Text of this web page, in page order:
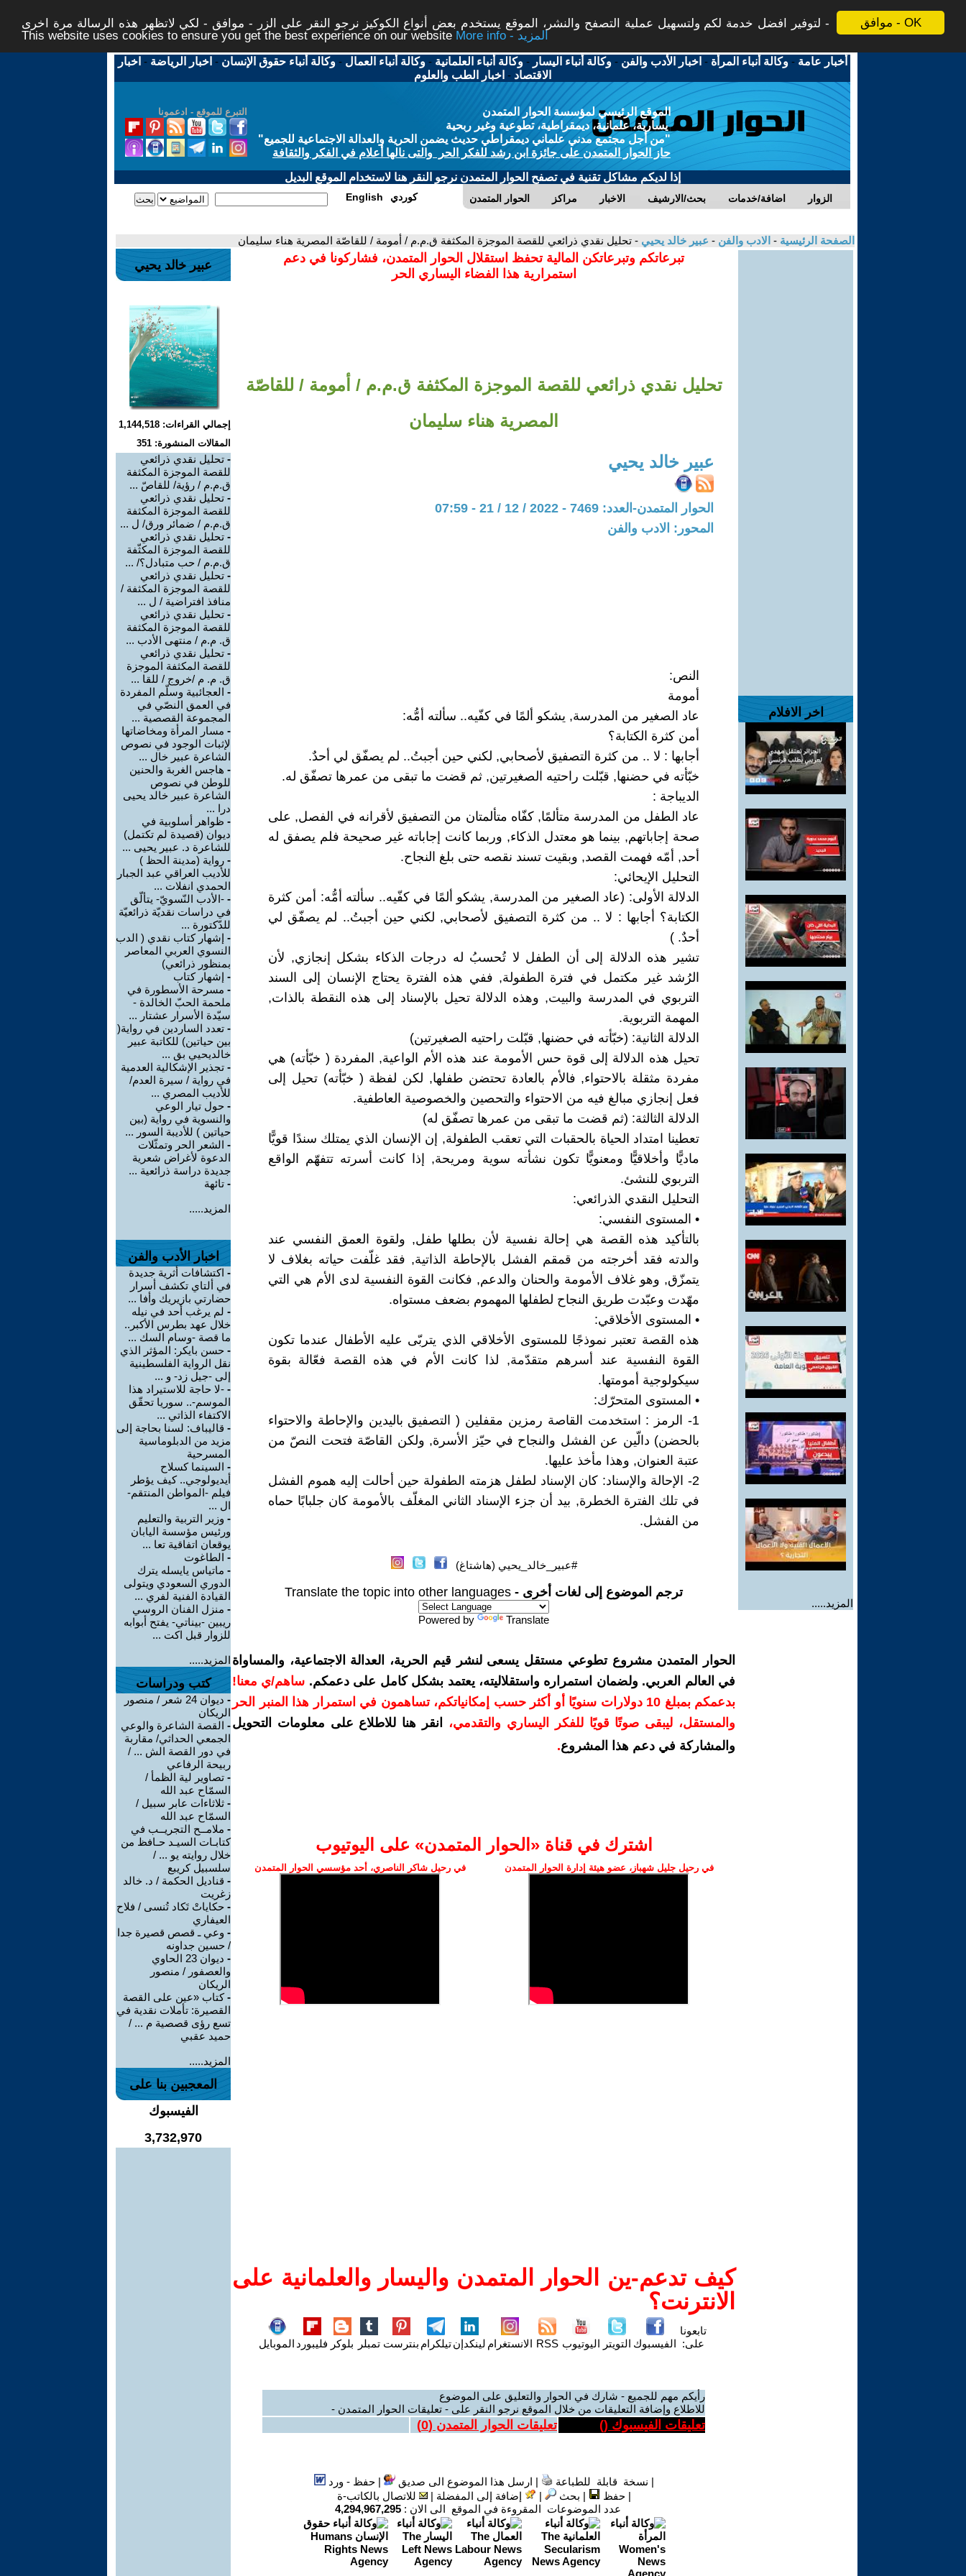
موافق - OK
لتوفير افضل خدمة لكم ولتسهيل عملية التصفح والنشر، الموقع يستخدم بعض أنواع الكوكيز نرجو النقر على الزر - موافق - لكي لاتظهر هذه الرسالة مرة اخرى -
This website uses cookies to ensure you get the best experience on our website
More info - المزيد
أخبار عامة -وكالة أنباء المرأة - اخبار الأدب والفن -وكالة أنباء اليسار -وكالة أنباء العلمانية -وكالة أنباء العمال -وكالة أنباء حقوق الإنسان - اخبار الرياضة - اخبار
الاقتصاد - اخبار الطب والعلوم
التبرع للموقع - ادعمونا
الموقع الرئيسي لمؤسسة الحوار المتمدن
يسارية، علمانية، ديمقراطية، تطوعية وغير ربحية
"من أجل مجتمع مدني علماني ديمقراطي حديث يضمن الحرية والعدالة الاجتماعية للجميع"
حاز الحوار المتمدن على جائزة ابن رشد للفكر الحر والتى نالها أعلام في الفكر والثقافة
إذا لديكم مشاكل تقنية في تصفح الحوار المتمدن نرجو النقر هنا لاستخدام الموقع البديل
الحوار المتمدن مراكز الاخبار بحث/الارشيف اضافة/خدمات الزوار English كوردي
الصفحة الرئيسية - الادب والفن - عبير خالد يحيي - تحليل نقدي ذرائعي للقصة الموجزة المكثفة ق.م.م / أمومة / للقاصّة المصرية هناء سليمان
اخر الافلام
المزيد.....
تبرعاتكم وتبرعاتكن المالية تحفظ استقلال الحوار المتمدن، فشاركونا في دعم
استمرارية هذا الفضاء اليساري الحر
تحليل نقدي ذرائعي للقصة الموجزة المكثفة ق.م.م / أمومة / للقاصّة
المصرية هناء سليمان
عبير خالد يحيي
الحوار المتمدن-العدد: 7469 - 2022 / 12 / 21 - 07:59
المحور: الادب والفن
النص:
أمومة
عاد الصغير من المدرسة, يشكو ألمًا في كفّيه.. سألته أمُّه:
أمن كثرة الكتابة؟
أجابها : لا .. من كثرة التصفيق لأصحابي, لكني حين أجبتُ.. لم يصفّق لي أحدٌ.
خبّأته في حضنها, قبّلت راحتيه الصغيرتين, ثم قضت ما تبقى من عمرها تصفّق له.
الديباجة :
عاد الطفل من المدرسة متألمًا, كفّاه متألمتان من التصفيق لأقرانه في الفصل, على
صحة إجاباتهم, بينما هو معتدل الذكاء, وربما كانت إجاباته غير صحيحة فلم يصفق له
أحد, أمّه فهمت القصد, وبقيت تسند نقصه حتى بلغ النجاح.
التحليل الإيحائي:
الدلالة الأولى: (عاد الصغير من المدرسة, يشكو ألمًا في كفّيه.. سألته أمُّه: أمن كثرة
الكتابة؟ أجابها : لا .. من كثرة التصفيق لأصحابي, لكني حين أجبتُ.. لم يصفّق لي
أحدٌ. )
تشير هذه الدلالة إلى أن الطفل لا تُحسبُ له درجات الذكاء بشكل إنجازي, لأن
الرُشد غير مكتمل في فترة الطفولة, ففي هذه الفترة يحتاج الإنسان إلى السند
التربوي في المدرسة والبيت, وهذه الدلالة تحيل بالإسناد إلى هذه النقطة بالذات,
المهمة التربوية.
الدلالة الثانية: (خبّأته في حضنها, قبّلت راحتيه الصغيرتين)
تحيل هذه الدلالة إلى قوة حس الأمومة عند هذه الأم الواعية, المفردة ( خبّأته) هي
مفردة مثقلة بالاحتواء, فالأم بالعادة تحتضن طفلها, لكن لفظة ( خبّأته) تحيل إلى
فعل إنجازي مبالغ فيه من الاحتواء والتحصين والخصوصية العاطفية.
الدلالة الثالثة: (ثم قضت ما تبقى من عمرها تصفّق له)
تعطينا امتداد الحياة بالحقبات التي تعقب الطفولة, إن الإنسان الذي يمتلك سندًا قويًّا
ماديًّا وأخلاقيًّا ومعنويًّا تكون نشأته سوية ومريحة, إذا كانت أسرته تتفهّم الواقع
التربوي للنشئ.
التحليل النقدي الذرائعي:
• المستوى النفسي:
بالتأكيد هذه القصة هي إحالة نفسية لأن بطلها طفل, ولقوة العمق النفسي عند
والدته فقد أخرجته من قمقم الفشل بالإحاطة الذاتية, فقد غلّفت حياته بغلاف لا
يتمزّق, وهو غلاف الأمومة والحنان والدعم, فكانت القوة النفسية لدى الأم هي التي
مهّدت وعبّدت طريق النجاح لطفلها المهموم بضعف مستواه.
• المستوى الأخلاقي:
هذه القصة تعتبر نموذجًا للمستوى الأخلاقي الذي يتربّى عليه الأطفال عندما تكون
القوة النفسية عند أسرهم متقدّمة, لذا كانت الأم في هذه القصة فعّالة بقوة
سيكولوجية أمومتها.
• المستوى المتحرّك:
1- الرمز : استخدمت القاصة رمزين مقفلين ( التصفيق باليدين والإحاطة والاحتواء
بالحضن) دالّين عن الفشل والنجاح في حيّز الأسرة, ولكن القاصّة فتحت النصّ من
عتبة العنوان, وهذا مأخذ عليها.
2- الإحالة والإسناد: كان الإسناد لطفل هزمته الطفولة حين أحالت إليه هموم الفشل
في تلك الفترة الخطرة, بيد أن جزء الإسناد الثاني المغلّف بالأمومة كان جلبابًا حماه
من الفشل.
#عبير_خالد_يحيي (هاشتاغ)
ترجم الموضوع إلى لغات أخرى - Translate the topic into other languages
Powered by Translate
الحوار المتمدن مشروع تطوعي مستقل يسعى لنشر قيم الحرية، العدالة الاجتماعية، والمساواة
في العالم العربي. ولضمان استمراره واستقلاليته، يعتمد بشكل كامل على دعمكم. ساهم/ي معنا!
بدعمكم بمبلغ 10 دولارات سنويًا أو أكثر حسب إمكانياتكم، تساهمون في استمرار هذا المنبر الحر
والمستقل، ليبقى صوتًا قويًا للفكر اليساري والتقدمي،
انقر هنا للاطلاع على معلومات التحويل
والمشاركة في دعم هذا المشروع.
اشترك في قناة ‫«الحوار المتمدن» على اليوتيوب
في رحيل جليل شهباز، عضو هيئة إدارة الحوار المتمدن في رحيل شاكر الناصري، أحد مؤسسي الحوار المتمدن
كيف تدعم-ين الحوار المتمدن واليسار والعلمانية على
الانترنت؟
تابعونا
على: الفيسبوك التويتر اليوتيوب RSS الانستغرام لينكدإنتيلكرام بنترست تمبلر بلوكر فليبورد الموبايل
رأيكم مهم للجميع - شارك في الحوار والتعليق على الموضوع
للاطلاع وإضافة التعليقات من خلال الموقع نرجو النقر على - تعليقات الحوار المتمدن -
تعليقات الفيسبوك () تعليقات الحوار المتمدن (0
)
| نسخة قابلة للطباعة | ارسل هذا الموضوع الى صديق |حفظ - ورد
|حفظ | بحث | إضافة إلى المفضلة |
للاتصال بالكاتب-ة
عدد الموضوعات المقروءة في الموقع الى الان : 4,294,967,295
عبير خالد يحيي
إجمالي القراءات: 1,144,518
المقالات المنشورة: 351
- تحليل نقدي ذرائعي
للقصة الموجزة المكثفة
ق.م.م / رؤية/ للقاصّ ...
- تحليل نقدي ذرائعي
للقصة الموجزة المكثفة
ق.م.م / ضمائر ورق/ ل ...
- تحليل نقدي ذرائعي
للقصة الموجزة المكثّفة
ق.م.م / حب متبادل؟/ ...
- تحليل نقدي ذرائعي
للقصة الموجزة المكثفة /
منافذ افتراضية / ل ...
- تحليل نقدي ذرائعي
للقصة الموجزة المكثفة
ق. م.م / منتهى الأدب ...
- تحليل نقدي ذرائعي
للقصة المكثفة الموجزة
ق. م. م /خروج / للقا ...
- العجائبية وسلّم المفردة
في العمق النصّي في
المجموعة القصصية ...
- مسار المرأة ومخاضاتها
لإثبات الوجود في نصوص
الشاعرة عبير خال ...
- هاجس الغربة والحنين
للوطن في نصوص
الشاعرة عبير خالد يحيى
درا ...
- ظواهر أسلوبية في
ديوان (قصيدة لم تكتمل)
للشاعرة د. عبير يحيى ...
- رواية (مدينة الحظ )
للأديب العراقي عبد الجبار
الحمدي انفلات ...
- -الأدب النّسويّ- يتألّق
في دراسات نقديّة ذرائعيّة
للدّكتورة ...
- إشهار كتاب نقدي ( الدب
النسوي العربي المعاصر
بمنظور ذرائعي)
- إشهار كتاب
- مسرحة الأسطورة في
ملحمة الحبّ الخالدة -
سيّدة الأسرار عشتار ...
- تعدد الساردين في رواية(
بين حياتين) للكاتبة عبير
خالديحيي بق ...
- تجذير الإشكالية العدمية
في رواية / سيرة العدم/
للأديب المصري ...
- حول تيار الوعي
والنسوية في رواية (بين
حياتين ) للأديبة السور ...
- الشعر الحر وتمثّلات
الدعوة لأغراض شعرية
جديدة دراسة ذرائعية ...
- تائهة
المزيد.....
اخبار الأدب والفن
- اكتشافات أثرية جديدة
في ألتاي تكشف أسرار
حضارتي بازيريك وأفا ...
- لم يرغب أحد في نيله
خلال عهد بطرس الأكبر..
ما قصة -وسام السك ...
- حسن بايكر: المؤثر الذي
نقل الرواية الفلسطينية
إلى -جيل زد- و ...
- -لا حاجة للاستيراد هذا
الموسم-.. سوريا تحقّق
الاكتفاء الذاتي ...
- قاليباف: لسنا بحاجة إلى
مزيد من الدبلوماسية
المسرحية
- السينما كسلاح
أيديولوجي.. كيف يؤطر
فيلم -المواطن المنتقم-
ال ...
- وزير التربية والتعليم
ورئيس مؤسسة اليابان
يوقعان اتفاقية تعا ...
- الطاغوت
- ماتياس يايسله يترك
الدوري السعودي ويتولى
القيادة الفنية لفري ...
- منزل الفنان الروسي
ريبين -بيناتي- يفتح أبوابه
للزوار قبل اكت ...
المزيد.....
كتب ودراسات
-
ديوان 24 شعر / منصور
الريكان
- القصة الشاعرة والوعي
الجمعي الحداثي/ مقاربة
في دور القصة الش ... /
ربيحة الرفاعي
- تصاوير لية الظمأ /
السمّاح عبد الله
- ثلاثاءات عابر سبيل /
السمّاح عبد الله
- ملامــح التجريــب في
كتابـات السيـد حـافظ من
خلال روايته يو ... /
سلسبيل كريبع
- قناديل الحكمة / د. خالد
زغريت
- حكاياتْ تَكاد تُنسى / فلاح
العيفاري
- وعي ـ قصص قصيرة جدا
/ حسين جداونه
-
ديوان 23 الحاوي
والعصفور / منصور
الريكان
-كتاب «عين على القصة
القصيرة: تأملات نقدية في
تسع رؤى قصصية م ... /
حميد عقبي
المزيد.....
المعجبين بنا على
الفيسبوك
3,732,970